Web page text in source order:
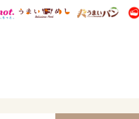
あ総研 ディズニー特集
mimot. うまいめし